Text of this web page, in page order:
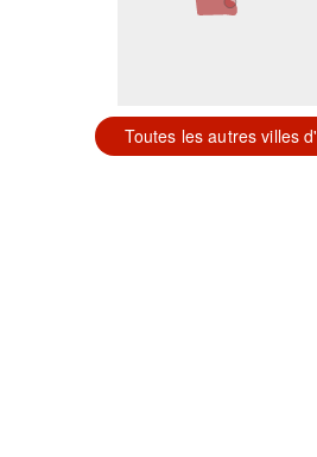
Toutes les autres villes